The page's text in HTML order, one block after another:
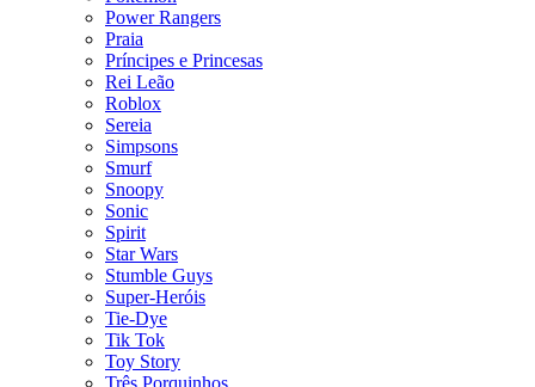
Power Rangers
Praia
Príncipes e Princesas
Rei Leão
Roblox
Sereia
Simpsons
Smurf
Snoopy
Sonic
Spirit
Star Wars
Stumble Guys
Super-Heróis
Tie-Dye
Tik Tok
Toy Story
Três Porquinhos